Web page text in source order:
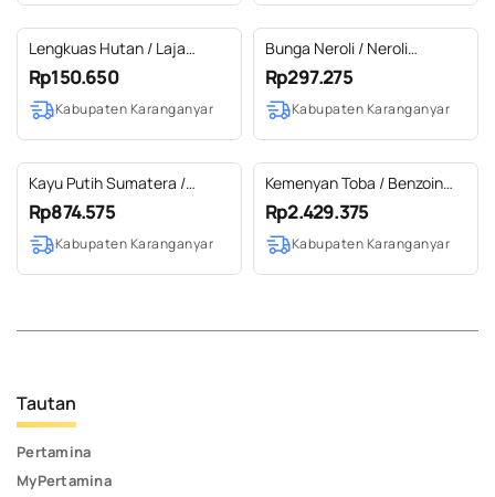
Lengkuas Hutan / Laja
Gowah Essential Oil 100%
Pure (50-500 ml)
Rp150.650
Kabupaten Karanganyar
Bunga Neroli / Neroli
Essential Oil 100% Pure
Rp297.275
Kabupaten Karanganyar
Kayu Putih Sumatera /
Cajuput Sumatera Essential
Oil 100% Pure (2 L)
Rp874.575
Kabupaten Karanganyar
Kemenyan Toba / Benzoin
Essential Oil 100% Pure (2 L)
Rp2.429.375
Kabupaten Karanganyar
Tautan
Pertamina
MyPertamina